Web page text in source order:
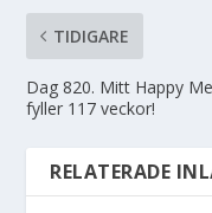
TIDIGARE
Dag 820. Mitt Happy
fyller 117 veckor!
RELATERADE